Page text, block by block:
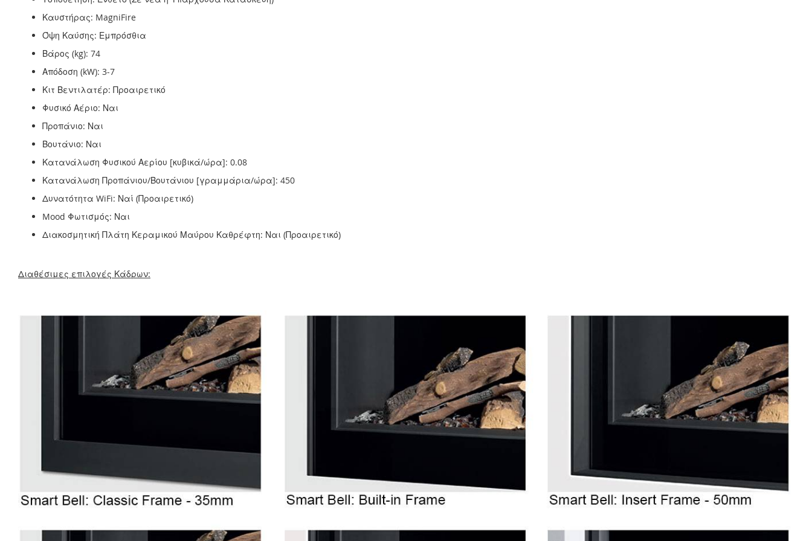
Καυστήρας: MagniFire
Όψη Καύσης: Εμπρόσθια
Βάρος (kg): 74
Απόδοση (kW): 3-7
Κιτ Βεντιλατέρ: Προαιρετικό
Φυσικό Αέριο: Ναι
Προπάνιο: Ναι
Βουτάνιο: Ναι
Κατανάλωση Φυσικού Αερίου [κυβικά/ώρα]: 0.08
Κατανάλωση Προπάνιου/Βουτάνιου [γραμμάρια/ώρα]: 450
Δυνατότητα WiFi: Ναί (Προαιρετικό)
Mood Φωτισμός: Ναι
Διακοσμητική Πλάτη Κεραμικού Μαύρου Καθρέφτη: Ναι (Προαιρετικό)
Διαθέσιμες επιλογές Κάδρων: